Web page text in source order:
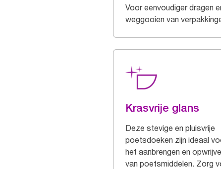
Voor eenvoudiger dragen
weggooien van
Krasvrije glans
Deze stevige en pluisvrije
poetsdoeken zijn ideaal
het aanbrengen en
van poetsmiddelen. Zorg